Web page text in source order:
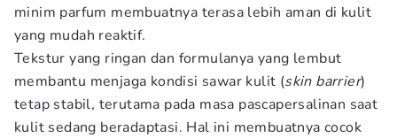
minim parfum membuatnya terasa lebih aman di kulit
yang mudah reaktif.
Tekstur yang ringan dan formulanya yang lembut
membantu menjaga kondisi sawar kulit (skin barrier)
tetap stabil, terutama pada masa pascapersalinan saat
kulit sedang beradaptasi. Hal ini membuatnya cocok